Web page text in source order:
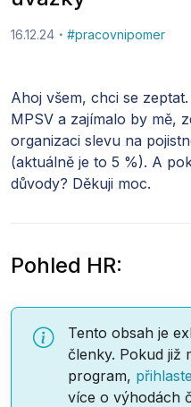
16.12.24 #pracovnipomer
Ahoj všem, chci se
MPSV a zajímalo by mě,
organizaci slevu na
(aktuálně je to 5 %). A
důvody? Děkuji moc.
Pohled HR:
Tento obsah je
členky. Pokud již
program,
více o výhodách